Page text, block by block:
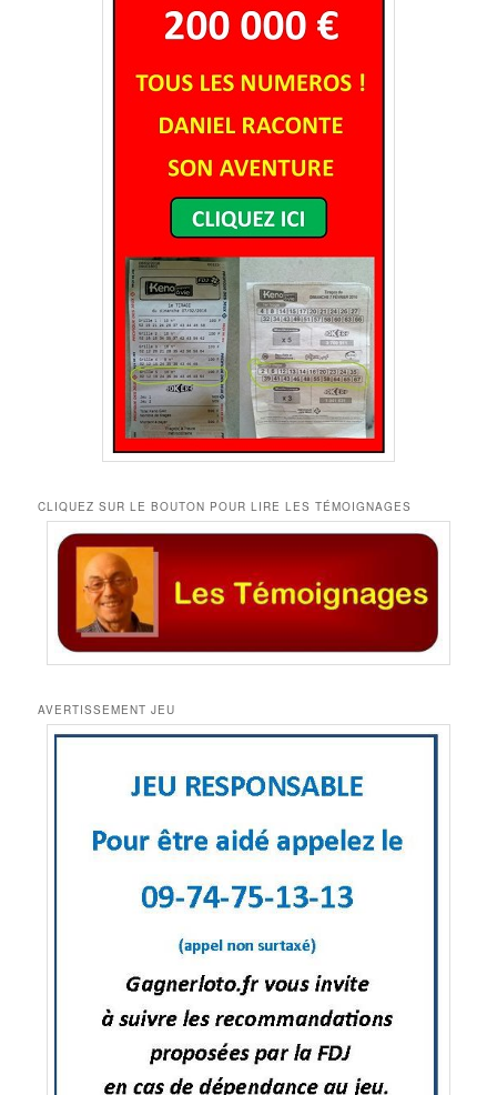
CLIQUEZ SUR LE BOUTON POUR LIRE LES TÉMOIGNAGES
AVERTISSEMENT JEU